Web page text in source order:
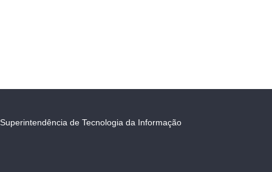
Superintendência de Tecnologia da Informação